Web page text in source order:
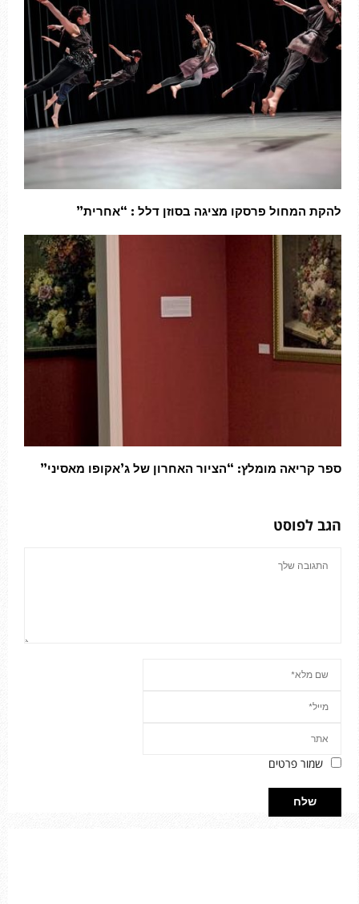
להקת המחול פרסקו מציגה בסוזן דלל : “אחרית”
ספר קריאה מומלץ: “הציור האחרון של ג’אקופו מאסיני”
הגב לפוסט
שמור פרטים